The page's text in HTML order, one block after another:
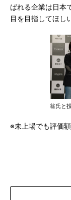
ばれる企業は日本
目を目指してほし
翁氏と
※未上場でも評価